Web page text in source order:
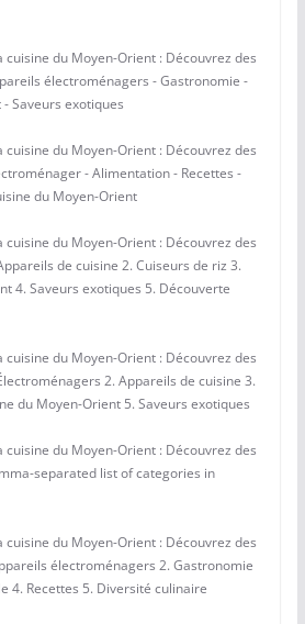
cuisine du Moyen-Orient : Découvrez des
électroménagers - Gastronomie -
Saveurs exotiques
cuisine du Moyen-Orient : Découvrez des
- Alimentation - Recettes -
du Moyen-Orient
cuisine du Moyen-Orient : Découvrez des
de cuisine 2. Cuiseurs de riz 3.
4. Saveurs exotiques 5. Découverte
cuisine du Moyen-Orient : Découvrez des
2. Appareils de cuisine 3.
du Moyen-Orient 5. Saveurs exotiques
cuisine du Moyen-Orient : Découvrez des
separated list of categories in
cuisine du Moyen-Orient : Découvrez des
électroménagers 2. Gastronomie
4. Recettes 5. Diversité culinaire